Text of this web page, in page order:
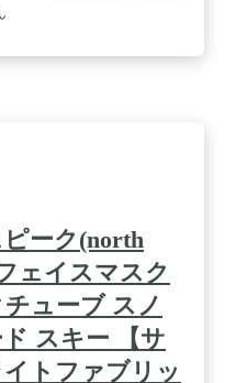
ピーク(north
ェイスマスク
ューブ スノ
スキー 【サ
トファブリッ